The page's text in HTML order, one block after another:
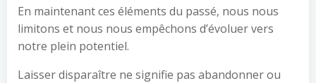
En maintenant ces éléments du passé, nous nous
limitons et nous nous empêchons d’évoluer vers
notre plein potentiel.
Laisser disparaître ne signifie pas abandonner ou